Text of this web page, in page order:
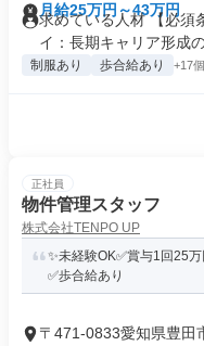
月給25万円～43万円
求めている人材 【必須
イ：長期キャリア形成
制服あり 歩合給あり +17個
正社員
物件管理スタッフ
株式会社TENPO UP
✨未経験OK✅賞与1回25
✅歩合給あり
〒471-0833愛知県豊田